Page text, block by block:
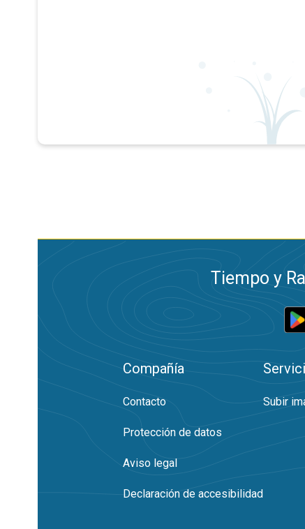
Tiempo y
Compañía
Contacto
Protección de datos
Aviso legal
Declaración de accesibilidad
Subir